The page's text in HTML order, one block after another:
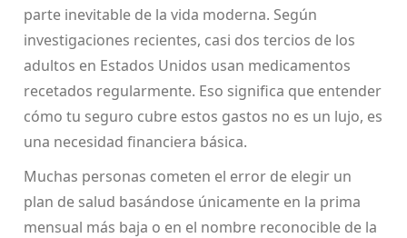
parte inevitable de la vida moderna. Según
investigaciones recientes, casi dos tercios de los
adultos en Estados Unidos usan medicamentos
recetados regularmente. Eso significa que entender
cómo tu seguro cubre estos gastos no es un lujo, es
una necesidad financiera básica.
Muchas personas cometen el error de elegir un
plan de salud basándose únicamente en la prima
mensual más baja o en el nombre reconocible de la